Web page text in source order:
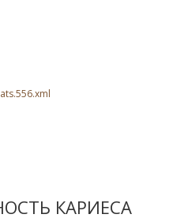
КАРИЕСА